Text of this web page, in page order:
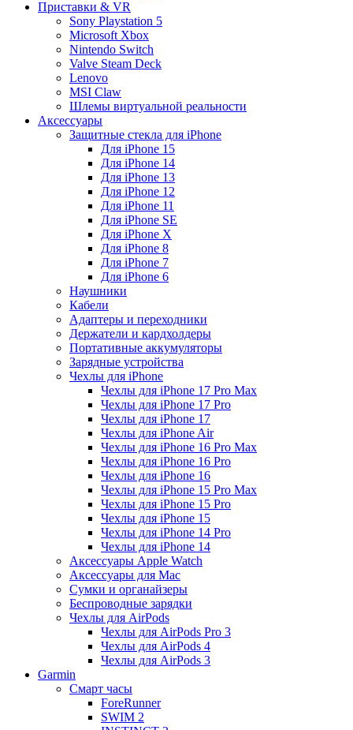
Приставки & VR
Sony Playstation 5
Microsoft Xbox
Nintendo Switch
Valve Steam Deck
Lenovo
MSI Claw
Шлемы виртуальной реальности
Аксессуары
Защитные стекла для iPhone
Для iPhone 15
Для iPhone 14
Для iPhone 13
Для iPhone 12
Для iPhone 11
Для iPhone SE
Для iPhone X
Для iPhone 8
Для iPhone 7
Для iPhone 6
Наушники
Кабели
Адаптеры и переходники
Держатели и кардхолдеры
Портативные аккумуляторы
Зарядные устройства
Чехлы для iPhone
Чехлы для iPhone 17 Pro Max
Чехлы для iPhone 17 Pro
Чехлы для iPhone 17
Чехлы для iPhone Air
Чехлы для iPhone 16 Pro Max
Чехлы для iPhone 16 Pro
Чехлы для iPhone 16
Чехлы для iPhone 15 Pro Max
Чехлы для iPhone 15 Pro
Чехлы для iPhone 15
Чехлы для iPhone 14 Pro
Чехлы для iPhone 14
Аксессуары Apple Watch
Аксессуары для Mac
Сумки и органайзеры
Беспроводные зарядки
Чехлы для AirPods
Чехлы для AirPods Pro 3
Чехлы для AirPods 4
Чехлы для AirPods 3
Garmin
Смарт часы
ForeRunner
SWIM 2